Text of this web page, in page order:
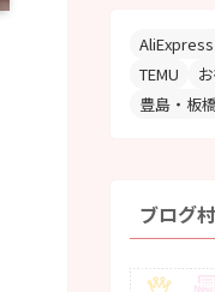
AliExpress
TEMU
豊島・板橋
ブログ